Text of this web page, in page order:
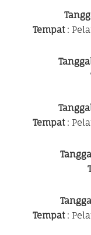
Tempat:
Tempat:
Tempat: